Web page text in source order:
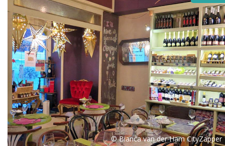
Alle steden
Phoenix
© Bianca van der Ham CityZapper